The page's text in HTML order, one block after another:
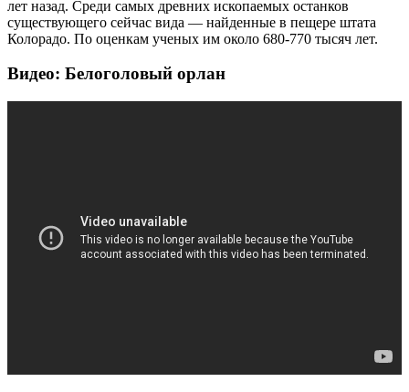
лет назад. Среди самых древних ископаемых останков
существующего сейчас вида — найденные в пещере штата
Колорадо. По оценкам ученых им около 680-770 тысяч лет.
Видео: Белоголовый орлан